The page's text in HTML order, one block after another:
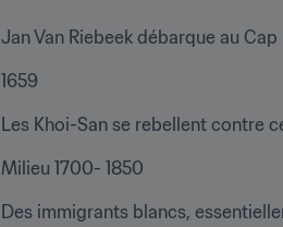
Jan Van Riebeek débarque au Cap
1659
Les Khoi-San se rebellent contre
Milieu 1700- 1850
Des immigrants blancs,